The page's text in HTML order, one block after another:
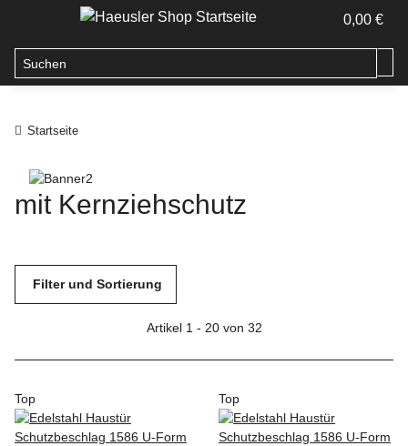
0,00 €
Startseite
mit Kernziehschutz
Filter und Sortierung
Artikel 1 - 20 von 32
Top Top